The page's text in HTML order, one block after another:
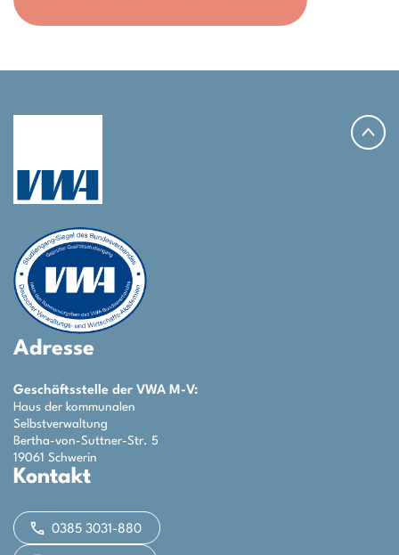
Adresse
Geschäftsstelle der VWA M-V:
Haus der kommunalen
Selbstverwaltung
Bertha-von-Suttner-Str. 5
19061 Schwerin
Kontakt
0385 3031-880